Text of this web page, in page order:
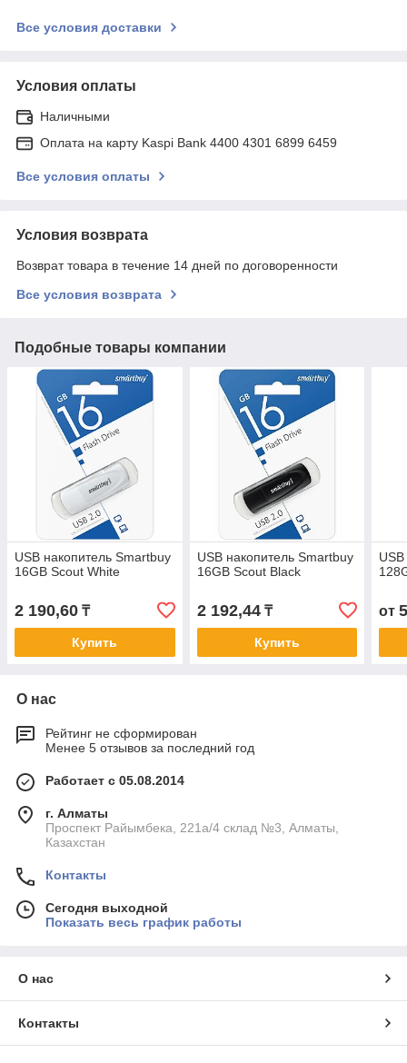
Все условия доставки
Условия оплаты
Наличными
Оплата на карту Kaspi Bank 4400 4301 6899 6459
Все условия оплаты
Условия возврата
Возврат товара в течение 14 дней по договоренности
Все условия возврата
Подобные товары компании
USB накопитель Smartbuy
16GB Scout White
2 190,60 ₸
Купить
USB накопитель Smartbuy
16GB Scout Black
2 192,44₸
Купить
от
О нас
Рейтинг не сформирован
Менее 5 отзывов за последний год
Работает с 05.08.2014
г. Алматы
Проспект Райымбека, 221а/4 склад №3, Алматы,
Казахстан
Контакты
Сегодня выходной
Показать весь график работы
О нас
Контакты